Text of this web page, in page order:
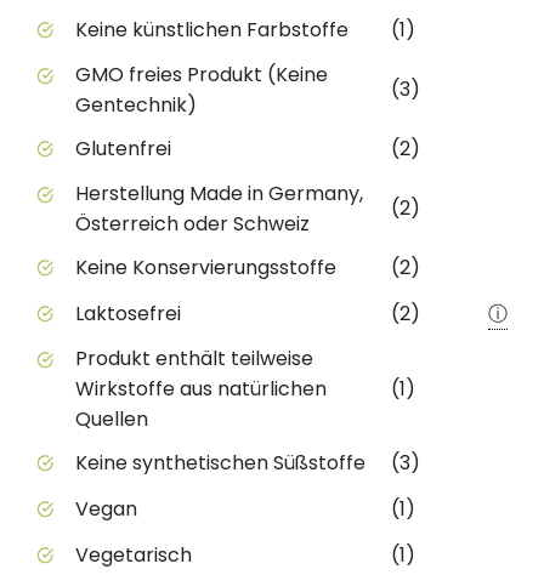
Keine künstlichen Farbstoffe
(1)
GMO freies Produkt (Keine
Gentechnik)
(3)
Glutenfrei
(2)
Herstellung Made in Germany,
Österreich oder Schweiz
(2)
Keine Konservierungsstoffe
(2)
Laktosefrei
(2)
ⓘ
Produkt enthält teilweise
Wirkstoffe aus natürlichen
Quellen
(1)
Keine synthetischen Süßstoffe
(3)
Vegan
(1)
Vegetarisch
(1)